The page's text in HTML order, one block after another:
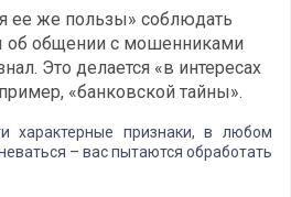
ее же пользы» соблюдать
об общении с мошенниками
Это делается «в интересах
«банковской тайны».
характерные признаки, в любом
– вас пытаются обработать